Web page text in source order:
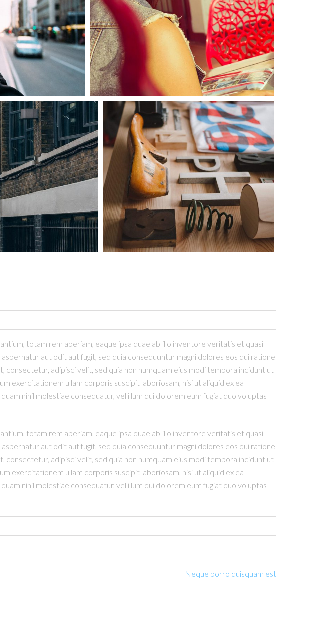
totam rem aperiam, eaque ipsa quae ab illo inventore veritatis et quasi
aut odit aut fugit, sed quia consequuntur magni dolores eos qui ratione
adipisci velit, sed quia non numquam eius modi tempora incidunt ut
exercitationem ullam corporis suscipit laboriosam, nisi ut aliquid ex ea
nihil molestiae consequatur, vel illum qui dolorem eum fugiat quo voluptas
totam rem aperiam, eaque ipsa quae ab illo inventore veritatis et quasi
aut odit aut fugit, sed quia consequuntur magni dolores eos qui ratione
adipisci velit, sed quia non numquam eius modi tempora incidunt ut
exercitationem ullam corporis suscipit laboriosam, nisi ut aliquid ex ea
nihil molestiae consequatur, vel illum qui dolorem eum fugiat quo voluptas
Neque porro quisquam est